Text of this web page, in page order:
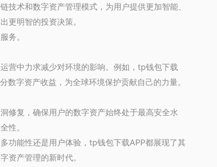
术和数字资产管理模式，为用户提供更加智能、
更明智的投资决策。
务。
营中力求减少对环境的影响。例如，tp钱包下载
字资产收益，为全球环境保护贡献自己的力量。
修复，确保用户的数字资产始终处于最高安全水
性。
功能性还是用户体验，tp钱包下载APP都展现了其
资产管理的新时代。